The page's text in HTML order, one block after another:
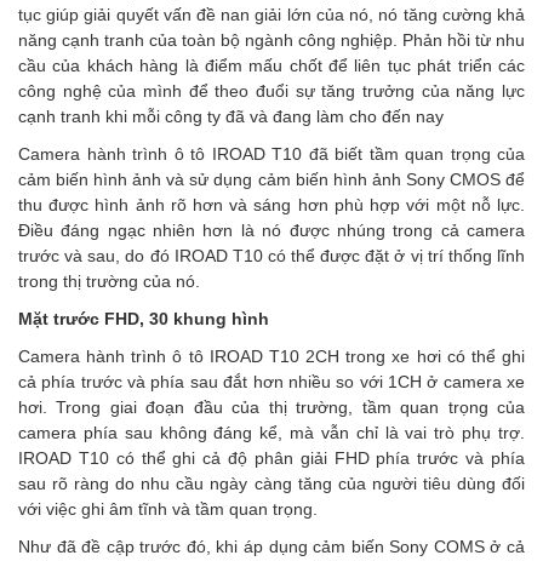
tục giúp giải quyết vấn đề nan giải lớn của nó, nó tăng cường khả
năng cạnh tranh của toàn bộ ngành công nghiệp. Phản hồi từ nhu
cầu của khách hàng là điểm mấu chốt để liên tục phát triển các
công nghệ của mình để theo đuổi sự tăng trưởng của năng lực
cạnh tranh khi mỗi công ty đã và đang làm cho đến nay
Camera hành trình ô tô IROAD T10 đã biết tầm quan trọng của
cảm biến hình ảnh và sử dụng cảm biến hình ảnh Sony CMOS để
thu được hình ảnh rõ hơn và sáng hơn phù hợp với một nỗ lực.
Điều đáng ngạc nhiên hơn là nó được nhúng trong cả camera
trước và sau, do đó IROAD T10 có thể được đặt ở vị trí thống lĩnh
trong thị trường của nó.
Mặt trước FHD, 30 khung hình
Camera hành trình ô tô IROAD T10 2CH trong xe hơi có thể ghi
cả phía trước và phía sau đắt hơn nhiều so với 1CH ở camera xe
hơi. Trong giai đoạn đầu của thị trường, tầm quan trọng của
camera phía sau không đáng kể, mà vẫn chỉ là vai trò phụ trợ.
IROAD T10 có thể ghi cả độ phân giải FHD phía trước và phía
sau rõ ràng do nhu cầu ngày càng tăng của người tiêu dùng đối
với việc ghi âm tĩnh và tầm quan trọng.
Như đã đề cập trước đó, khi áp dụng cảm biến Sony COMS ở cả